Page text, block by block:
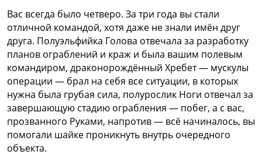
Вас всегда было четверо. За три года вы стали
отличной командой, хотя даже не знали имён друг
друга. Полуэльфийка Голова отвечала за разработку
планов ограблений и краж и была вашим полевым
командиром, драконорождённый Хребет — мускулы
операции — брал на себя все ситуации, в которых
нужна была грубая сила, полурослик Ноги отвечал за
завершающую стадию ограбления — побег, а с вас,
прозванного Руками, напротив — всё начиналось, вы
помогали шайке проникнуть внутрь очередного
объекта.